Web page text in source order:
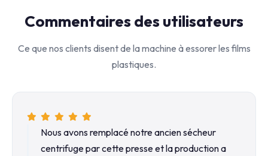
Commentaires des utilisateurs
Ce que nos clients disent de la machine à essorer les films
plastiques.
Nous avons remplacé notre ancien sécheur
centrifuge par cette presse et la production a